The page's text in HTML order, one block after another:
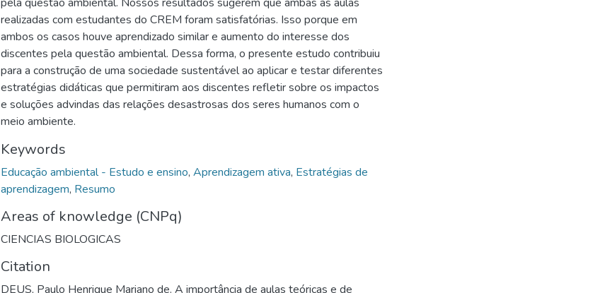
realizadas com estudantes do CREM foram satisfatórias. Isso porque em
ambos os casos houve aprendizado similar e aumento do interesse dos
discentes pela questão ambiental. Dessa forma, o presente estudo contribuiu
para a construção de uma sociedade sustentável ao aplicar e testar diferentes
estratégias didáticas que permitiram aos discentes refletir sobre os impactos
e soluções advindas das relações desastrosas dos seres humanos com o
meio ambiente.
Keywords
Educação ambiental - Estudo e ensino, Aprendizagem ativa, Estratégias de
aprendizagem, Resumo
Areas of knowledge (CNPq)
CIENCIAS BIOLOGICAS
Citation
DEUS, Paulo Henrique Mariano de. A importância de aulas teóricas e de